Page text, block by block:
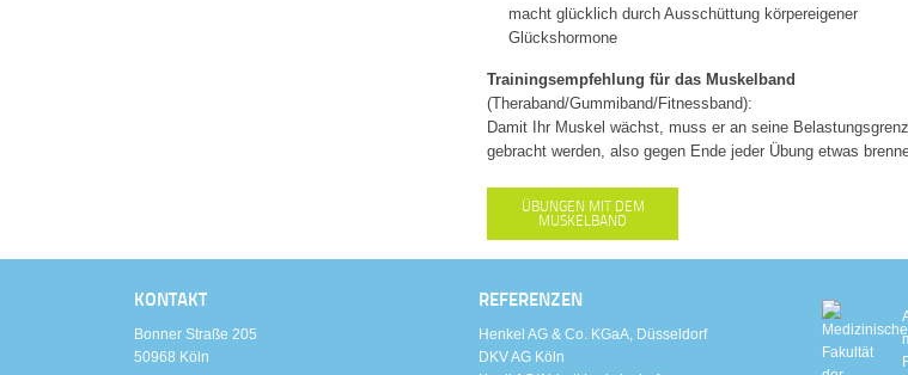
macht glücklich durch Ausschüttung körpereigener
Glückshormone
Trainingsempfehlung für das Muskelband
(Theraband/Gummiband/Fitnessband):
Damit Ihr Muskel wächst, muss er an seine
gebracht werden, also gegen Ende jeder Übung etwas
ÜBUNGEN MIT DEM
MUSKELBAND
KONTAKT
Bonner Straße 205
50968 Köln
REFERENZEN
Henkel AG & Co. KGaA, Düsseldorf
DKV AG Köln